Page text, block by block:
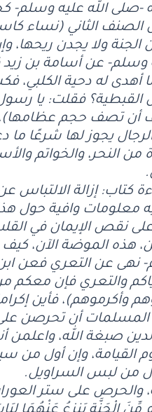
-صلى الله عليه وسلم-
الصنف الثاني (نساء
الجنة ولا يجدن
وسلم- عن أسامة بن
أهدى له دحية الكلبي،
القبطية؟ فقلت: يا
أن تصف حجم عظامها)،
يجوز لها شرعًا ما
النحر، والخواتم
كتاب: إزالة الالتباس
معلومات وافية حول
على نقص الإيمان في
هذه الموضة الآن، كيف
نهى عن التعري فعن
والتعري فإن معكم
وأكرموهم)، فأين
المسلمات أن تحرصن
صبغة الله، واعلمن
القيامة، وإن أول من
من لبس السراويل.
والحرص على ستر